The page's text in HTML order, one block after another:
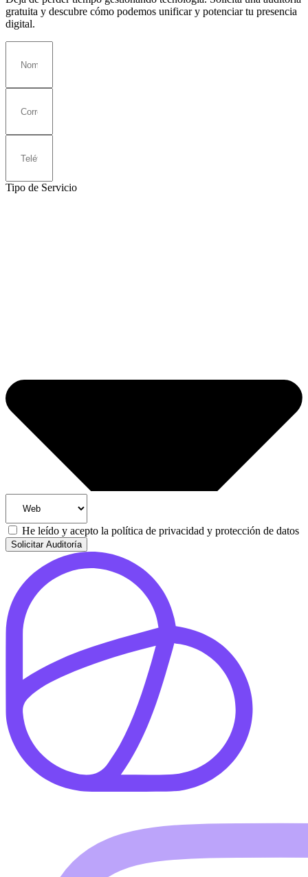
gratuita y descubre cómo podemos unificar y potenciar tu presencia
digital.
Tipo de Servicio
He leído y acepto la política de privacidad y protección de datos
Solicitar Auditoría